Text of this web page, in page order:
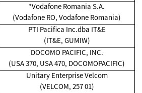
*Vodafone Romania S.A.
(Vodafone RO, Vodafone Romania)
PTI Pacifica Inc.dba IT&E
(IT&E, GUMIW)
DOCOMO PACIFIC, INC.
(USA 370, USA 470, DOCOMOPACIFIC)
Unitary Enterprise Velcom
(VELCOM, 257 01)